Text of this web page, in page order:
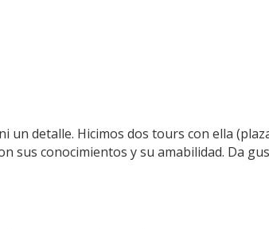
un detalle. Hicimos dos tours con ella
sus conocimientos y su amabilidad. Da